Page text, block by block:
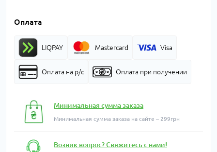
Оплата
LIQPAY Mastercard Visa
Оплата на р/с Оплата при получении
Минимальная сумма заказа
Минимальная сумма заказа на сайте – 299грн
Возник вопрос? Свяжитесь с нами!